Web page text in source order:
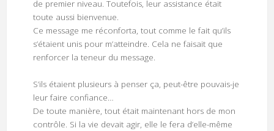
de premier niveau. Toutefois, leur assistance était
toute aussi bienvenue.
Ce message me réconforta, tout comme le fait qu’ils
s’étaient unis pour m’atteindre. Cela ne faisait que
renforcer la teneur du message.
S’ils étaient plusieurs à penser ça, peut-être pouvais-je
leur faire confiance…
De toute manière, tout était maintenant hors de mon
contrôle. Si la vie devait agir, elle le fera d’elle-même